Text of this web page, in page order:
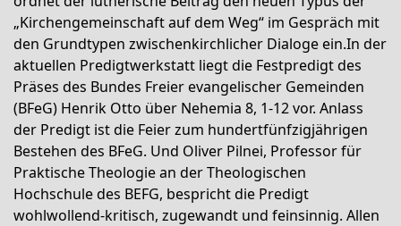
„Kirchengemeinschaft auf dem Weg“ im Gespräch mit
den Grundtypen zwischenkirchlicher Dialoge ein.In der
aktuellen Predigtwerkstatt liegt die Festpredigt des
Präses des Bundes Freier evangelischer Gemeinden
(BFeG) Henrik Otto über Nehemia 8, 1-12 vor. Anlass
der Predigt ist die Feier zum hundertfünfzigjährigen
Bestehen des BFeG. Und Oliver Pilnei, Professor für
Praktische Theologie an der Theologischen
Hochschule des BEFG, bespricht die Predigt
wohlwollend-kritisch, zugewandt und feinsinnig. Allen